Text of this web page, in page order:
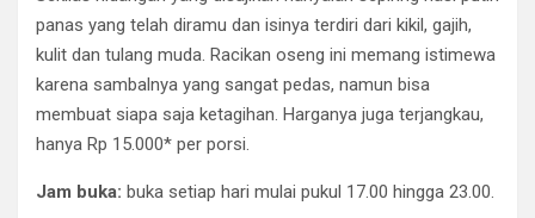
panas yang telah diramu dan isinya terdiri dari kikil, gajih,
kulit dan tulang muda. Racikan oseng ini memang istimewa
karena sambalnya yang sangat pedas, namun bisa
membuat siapa saja ketagihan. Harganya juga terjangkau,
hanya Rp 15.000* per porsi.
Jam buka: buka setiap hari mulai pukul 17.00 hingga 23.00.